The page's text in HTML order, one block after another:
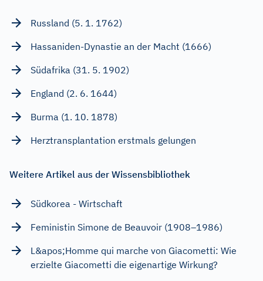
Russland (5. 1. 1762)
Hassaniden-Dynastie an der Macht (1666)
Südafrika (31. 5. 1902)
England (2. 6. 1644)
Burma (1. 10. 1878)
Herztransplantation erstmals gelungen
Weitere Artikel aus der Wissensbibliothek
Südkorea - Wirtschaft
Feministin Simone de Beauvoir (1908–1986)
L&apos;Homme qui marche von Giacometti: Wie
erzielte Giacometti die eigenartige Wirkung?